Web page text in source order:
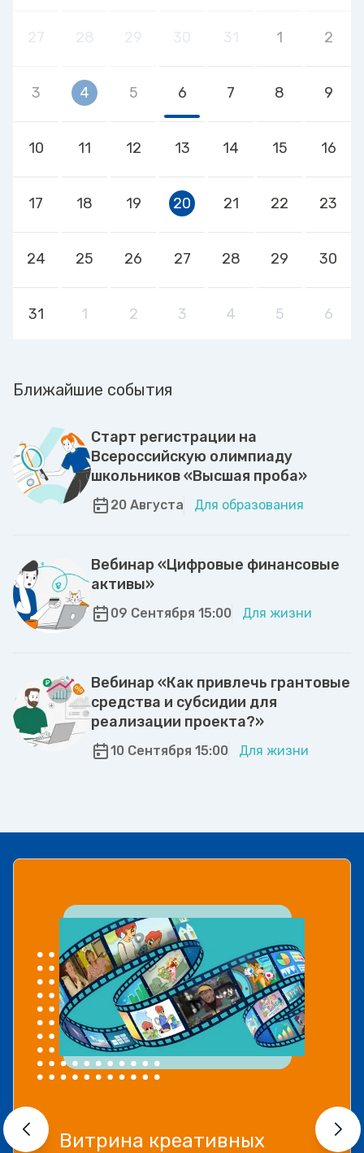
1 2
3 4 5 6 7 8 9
10 11 12 13 14 15 16
17 18 19 20 21 22 23
24 25 26 27 28 29 30
31 1 2 3 4 5 6
Ближайшие события
Старт регистрации на
Всероссийскую олимпиаду
школьников «Высшая проба»
20 Августа Для образования
Вебинар «Цифровые финансовые
активы»
09 Сентября 15:00 Для жизни
Вебинар «Как привлечь грантовые
средства и субсидии для
реализации проекта?»
10 Сентября 15:00 Для жизни
Витрина креативных